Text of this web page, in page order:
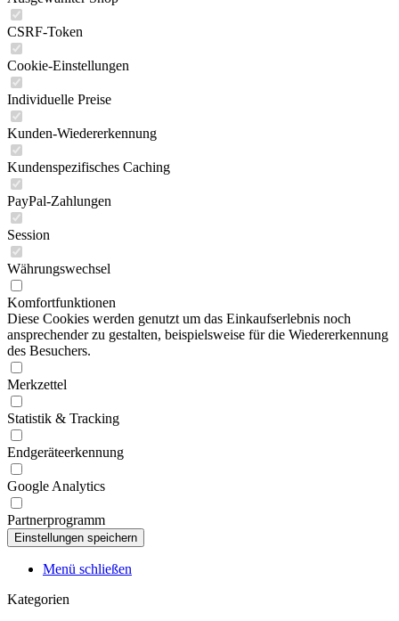
CSRF-Token
Cookie-Einstellungen
Individuelle Preise
Kunden-Wiedererkennung
Kundenspezifisches Caching
PayPal-Zahlungen
Session
Währungswechsel
Komfortfunktionen
Diese Cookies werden genutzt um das Einkaufserlebnis noch
ansprechender zu gestalten, beispielsweise für die Wiedererkennung
des Besuchers.
Merkzettel
Statistik & Tracking
Endgeräteerkennung
Google Analytics
Partnerprogramm
Menü schließen
Kategorien